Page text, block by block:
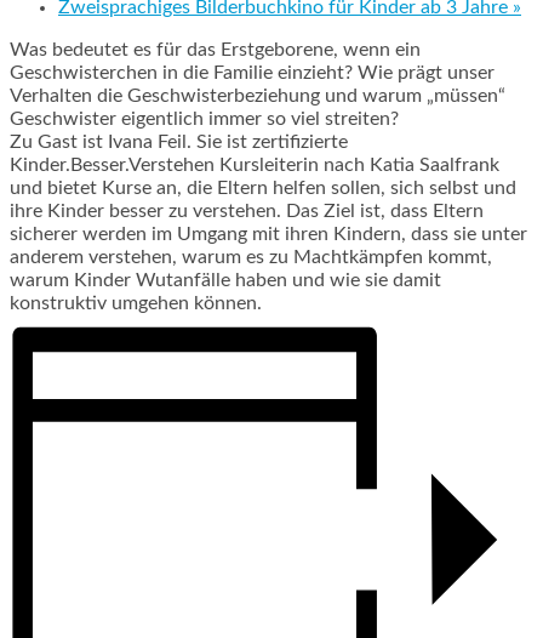
Zweisprachiges Bilderbuchkino für Kinder ab 3 Jahre »
Was bedeutet es für das Erstgeborene, wenn ein
Geschwisterchen in die Familie einzieht? Wie prägt unser
Verhalten die Geschwisterbeziehung und warum „müssen“
Geschwister eigentlich immer so viel streiten?
Zu Gast ist Ivana Feil. Sie ist zertifizierte
Kinder.Besser.Verstehen Kursleiterin nach Katia Saalfrank
und bietet Kurse an, die Eltern helfen sollen, sich selbst und
ihre Kinder besser zu verstehen. Das Ziel ist, dass Eltern
sicherer werden im Umgang mit ihren Kindern, dass sie unter
anderem verstehen, warum es zu Machtkämpfen kommt,
warum Kinder Wutanfälle haben und wie sie damit
konstruktiv umgehen können.